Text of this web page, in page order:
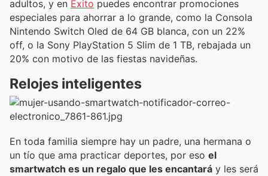
adultos, y en Éxito puedes encontrar promociones
especiales para ahorrar a lo grande, como la Consola
Nintendo Switch Oled de 64 GB blanca, con un 22%
off, o la Sony PlayStation 5 Slim de 1 TB, rebajada un
20% con motivo de las fiestas navideñas.
Relojes inteligentes
En toda familia siempre hay un padre, una hermana o
un tío que ama practicar deportes, por eso el
smartwatch es un regalo que les encantará y les será